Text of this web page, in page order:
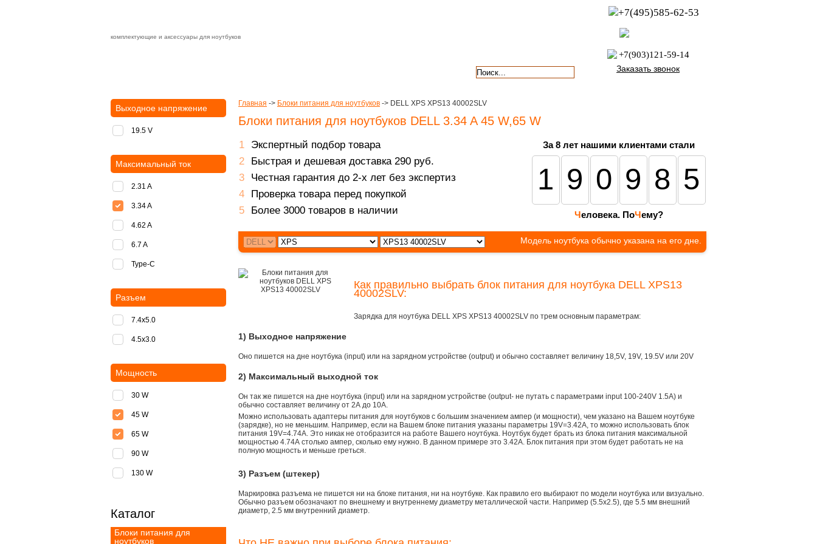
комплектующие и аксессуары для ноутбуков
+7(495)585-62-53
+7(903)121-59-14
Заказать звонок
Главная -> Блоки питания для ноутбуков -> DELL XPS XPS13 40002SLV
Блоки питания для ноутбуков DELL 3.34 A 45 W,65 W
Экспертный подбор товара
Быстрая и дешевая доставка 290 руб.
Честная гарантия до 2-х лет без экспертиз
Проверка товара перед покупкой
Более 3000 товаров в наличии
За 8 лет нашими клиентами стали
190985
Человека. ПоЧему?
Модель ноутбука обычно указана на его дне.
Как правильно выбрать блок питания для ноутбука DELL XPS13
40002SLV:
Зарядка для ноутбука DELL XPS XPS13 40002SLV по трем основным параметрам:
1) Выходное напряжение
Оно пишется на дне ноутбука (input) или на зарядном устройстве (output) и обычно составляет величину 18,5V, 19V, 19.5V или 20V
2) Максимальный выходной ток
Он так же пишется на дне ноутбука (input) или на зарядном устройстве (output- не путать с параметрами input 100-240V 1.5A) и
обычно составляет величину от 2А до 10A.
Можно использовать адаптеры питания для ноутбуков с большим значением ампер (и мощности), чем указано на Вашем ноутбуке
(зарядке), но не меньшим. Например, если на Вашем блоке питания указаны параметры 19V=3.42A, то можно использовать блок
питания 19V=4.74A. Это никак не отобразится на работе Вашего ноутбука. Ноутбук будет брать из блока питания максимальной
мощностью 4.74А столько ампер, сколько ему нужно. В данном примере это 3.42А. Блок питания при этом будет работать не на
полную мощность и меньше греться.
3) Разъем (штекер)
Маркировка разъема не пишется ни на блоке питания, ни на ноутбуке. Как правило его выбирают по модели ноутбука или визуально.
Обычно разъем обозначают по внешнему и внутреннему диаметру металлической части. Например (5.5x2.5), где 5.5 мм внешний
диаметр, 2.5 мм внутренний диаметр.
Выходное напряжение
19.5 V
Максимальный ток
2.31 A
3.34 A
4.62 A
6.7 A
Type-C
Разъем
7.4x5.0
4.5x3.0
Мощность
30 W
45 W
65 W
90 W
130 W
Каталог
Блоки питания для
ноутбуков